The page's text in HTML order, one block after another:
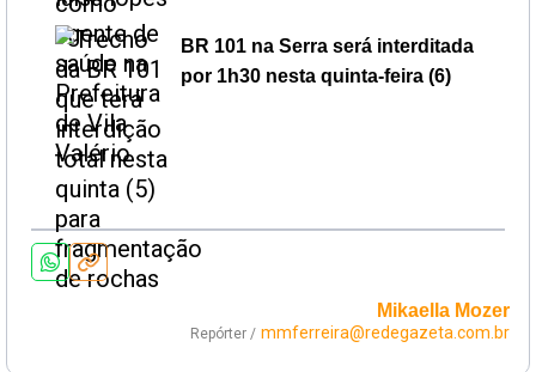
BR 101 na Serra será interditada
por 1h30 nesta quinta-feira (6)
Mikaella Mozer
Repórter / mmferreira@redegazeta.com.br